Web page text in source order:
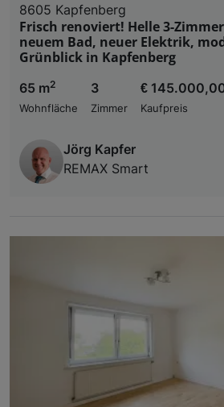
8605 Kapfenberg
Frisch renoviert! Helle 3-
neuem Bad, neuer Elektrik,
Grünblick in Kapfenberg
65 m2
Wohnfläche
3
Zimmer
€
Kaufpreis
Jörg Kapfer
REMAX Smart